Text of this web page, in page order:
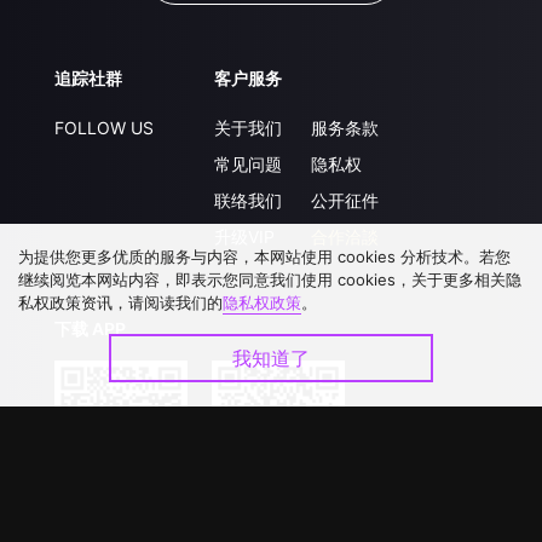
追踪社群
FOLLOW US
客户服务
关于我们
常见问题
联络我们
服务条款
隐私权
公开征件
为提供您更多优质的服务与内容，本网站使用 cookies 分析技术。若您
继续阅览本网站内容，即表示您同意我们使用 cookies，关于更多相关隐
私权政策资讯，请阅读我们的隐私权政策。
我知道了